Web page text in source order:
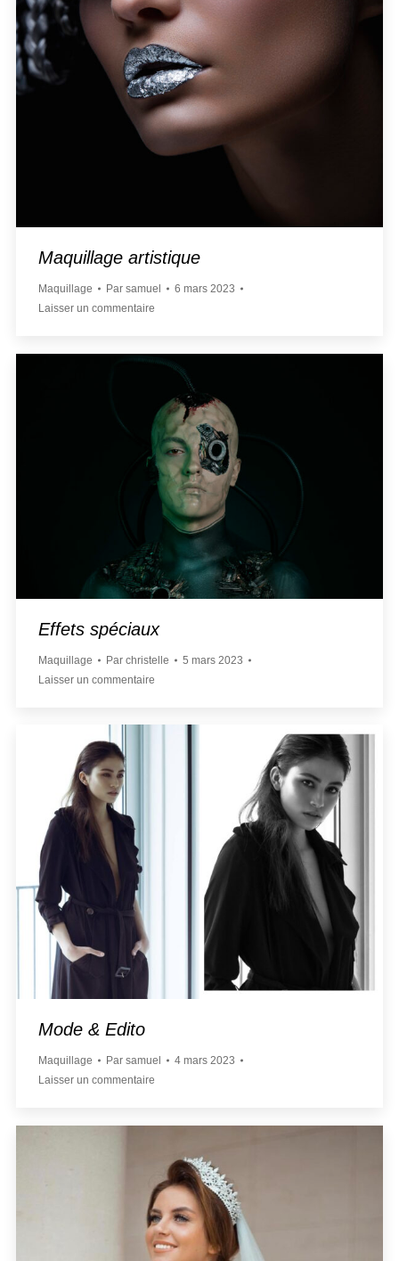
Maquillage artistique
Maquillage Par samuel
6 mars 2023
Laisser un commentaire
Effets spéciaux
Maquillage Par christelle
5 mars 2023
Laisser un commentaire
Mode & Edito
Maquillage Par samuel
4 mars 2023
Laisser un commentaire